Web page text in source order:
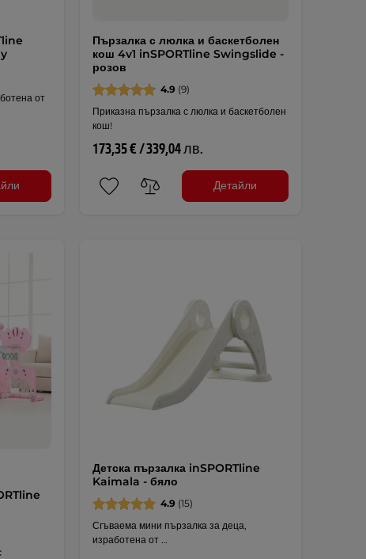
от
Пързалка с люлка и баскетболен
кош 4v1 inSPORTline Swingslide -
розов
4.9 (9)
Приказна пързалка с люлка и баскетболен
кош!
173,35 € / 339,04 лв.
Детайли
Детска пързалка inSPORTline
Kaimala - бяло
4.9 (15)
Сгъваема мини пързалка за деца,
изработена от …